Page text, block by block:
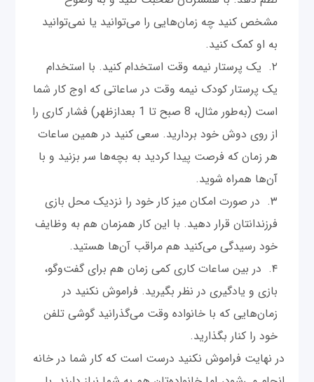
مشخص کنید چه زمان‌هایی را می‌توانید یا نمی‌توانید
به او کمک کنید.
یک پرستار نیمه وقت استخدام کنید. با استخدام
یک پرستار کودک نیمه وقت در ساعاتی که اوج کار شما
است (به‌طور مثال، 8 صبح تا 1 بعدازظهر) فشار کاری را
از روی دوش خود بردارید. سعی کنید در همین ساعات
هر زمان که فرصت پیدا کردید به بچه‌ها سر بزنید و با
آن‌ها همراه شوید.
در صورت امکان میز کار خود را نزدیک محل بازی
فرزندانتان قرار دهید. با این کار همزمان هم به وظایف
خود رسیدگی می‌کنید هم مراقب آن‌ها هستید.
در بین ساعات کاری کمی‌ زمان هم برای گفت‌وگو،
بازی و یادگیری در نظر بگیرید. فراموش نکنید در
زمان‌هایی که با خانواده وقت می‌گذرانید گوشی تلفن
خود را کنار بگذارید.
در نهایت فراموش نکنید درست است که کار شما در خانه